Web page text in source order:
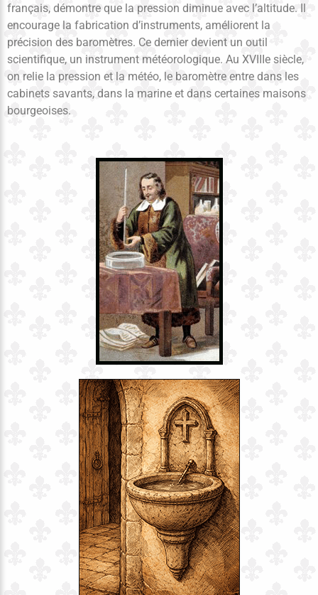
français, démontre que la pression diminue avec l’altitude. Il
encourage la fabrication d’instruments, améliorent la
précision des baromètres. Ce dernier devient un outil
scientifique, un instrument météorologique. Au XVIIIe siècle,
on relie la pression et la météo, le baromètre entre dans les
cabinets savants, dans la marine et dans certaines maisons
bourgeoises.